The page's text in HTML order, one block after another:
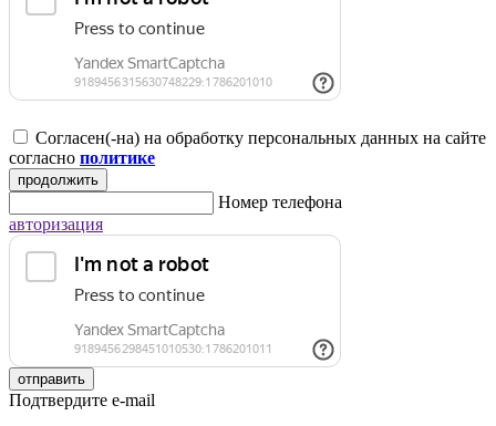
Согласен(-на) на обработку персональных данных на сайте
согласно политике
продолжить
Номер телефона
авторизация
отправить
Подтвердите e-mail